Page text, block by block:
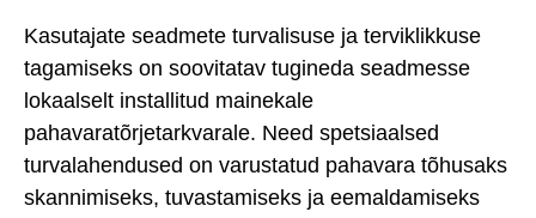
Kasutajate seadmete turvalisuse ja terviklikkuse
tagamiseks on soovitatav tugineda seadmesse
lokaalselt installitud mainekale
pahavaratõrjetarkvarale. Need spetsiaalsed
turvalahendused on varustatud pahavara tõhusaks
skannimiseks, tuvastamiseks ja eemaldamiseks